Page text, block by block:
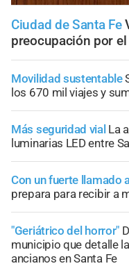
Ciudad de Santa Fe
preocupación por
Movilidad sustentable
los 670 mil viajes y
Más seguridad vial La
luminarias LED entre
Con un fuerte llamado
prepara para recibir a
"Geriátrico del horror"
municipio que detalle
ancianos en Santa Fe